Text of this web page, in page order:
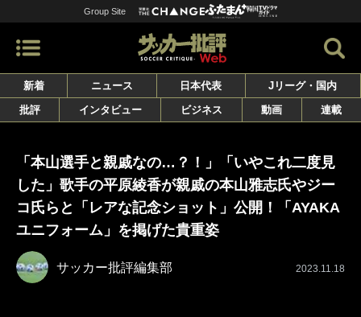
Group Site
新着 ニュース 日本代表
Jリーグ・国内
批評
インタビュー ビジネス 動画 連載
「本山選手と親戚なの…？！」「いやこれ二度見
した」歌手の平原綾香が親戚の本山雅志氏やジー
コ氏らと「レアな記念ショット」公開！「AYAKA
ユニフォーム」を掲げた貴重姿
サッカー批評編集部 2023.11.18